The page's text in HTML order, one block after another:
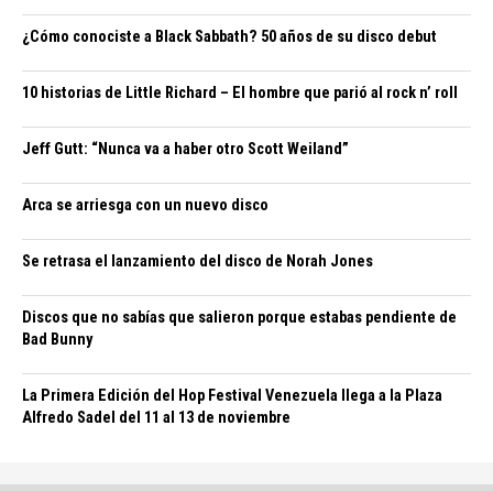
¿Cómo conociste a Black Sabbath? 50 años de su disco debut
10 historias de Little Richard – El hombre que parió al rock n’ roll
Jeff Gutt: “Nunca va a haber otro Scott Weiland”
Arca se arriesga con un nuevo disco
Se retrasa el lanzamiento del disco de Norah Jones
Discos que no sabías que salieron porque estabas pendiente de
Bad Bunny
La Primera Edición del Hop Festival Venezuela llega a la Plaza
Alfredo Sadel del 11 al 13 de noviembre